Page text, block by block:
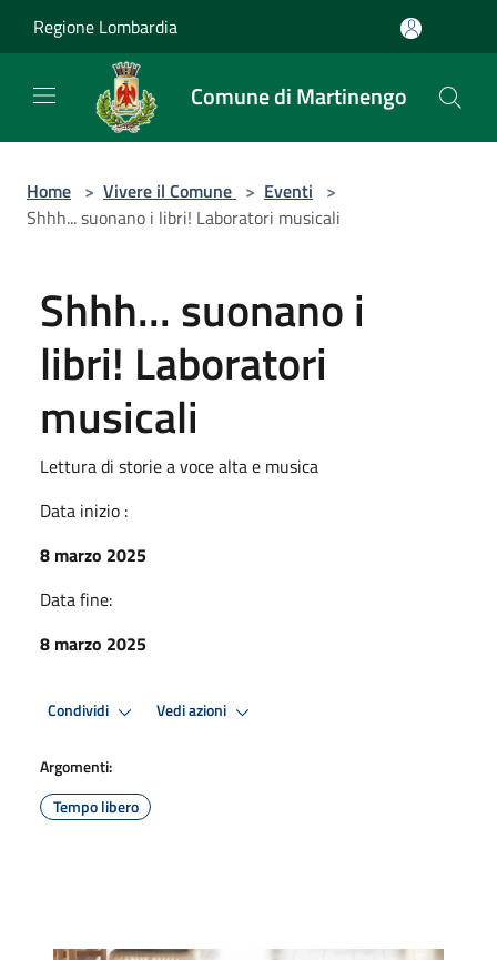
Regione Lombardia
Comune di Martinengo
Home > Vivere il Comune > Eventi >
Shhh... suonano i libri! Laboratori musicali
Shhh... suonano i
libri! Laboratori
musicali
Lettura di storie a voce alta e musica
Data inizio :
8 marzo 2025
Data fine:
8 marzo 2025
Condividi Vedi azioni
Argomenti:
Tempo libero